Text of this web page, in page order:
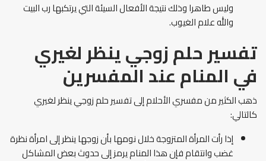
وليس طاهرا وذلك نتيجة الأفعال السيئة التي يرتكبها رب البيت
والله علام الغيوب.
تفسير حلم زوجي ينظر لغيري
في المنام عند المفسرين
ذهب الكثير من مفسري الأحلام إلى تفسير حلم زوجي ينظر لغيري
كالتالي:
إذا رأت المرأة المتزوجة خلال نومها بأن زوجها ينظر إلى امرأة نظرة
غضب وانتقام فإن هذا المنام يرمز إلى حدوث بعض المشاكل